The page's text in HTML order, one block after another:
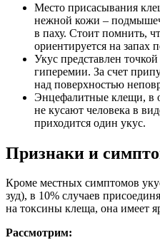
Место присасывания
нежной кожи –
в паху. Стоит помнить,
ориентируется на запах
Укус представлен
гиперемии. За счет
над поверхностью
Энцефалитные клещи, в
не кусают человека в
приходится один укус.
Признаки и
Кроме местных симптомов
зуд), в 10% случаев
на токсины клеща, она имеет
Рассмотрим: